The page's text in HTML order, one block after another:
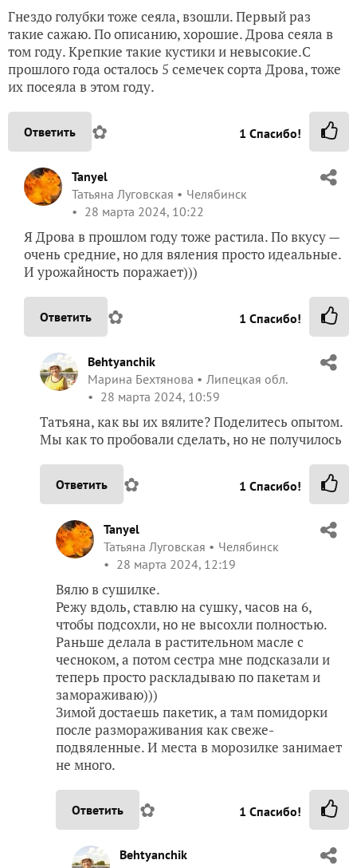
Гнездо голубки тоже сеяла, взошли. Первый раз
такие сажаю. По описанию, хорошие. Дрова сеяла в
том году. Крепкие такие кустики и невысокие.С
прошлого года осталось 5 семечек сорта Дрова, тоже
их посеяла в этом году.
Ответить ✿ 1 Спасибо!
Tanyel
Татьяна Луговская
Челябинск
28 марта 2024, 10:22
Я Дрова в прошлом году тоже растила. По вкусу —
очень средние, но для вяления просто идеальные.
И урожайность поражает)))
Ответить ✿ 1 Спасибо!
Behtyanchik
Марина Бехтянова
Липецкая обл.
28 марта 2024, 10:59
Татьяна, как вы их вялите? Поделитесь опытом.
Мы как то пробовали сделать, но не получилось
Ответить ✿ 1 Спасибо!
Tanyel
Татьяна Луговская
Челябинск
28 марта 2024, 12:19
Вялю в сушилке.
Режу вдоль, ставлю на сушку, часов на 6,
чтобы подсохли, но не высохли полностью.
Раньше делала в растительном масле с
чесноком, а потом сестра мне подсказали и
теперь просто раскладываю по пакетам и
замораживаю)))
Зимой достаешь пакетик, а там помидорки
после размораживания как свеже-
подвяленные. И места в морозилке занимает
не много.
Ответить ✿ 1 Спасибо!
Behtyanchik